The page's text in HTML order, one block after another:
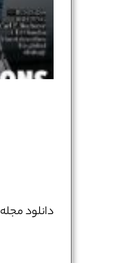
دانلود مجله WatchPro چاپ September 2018